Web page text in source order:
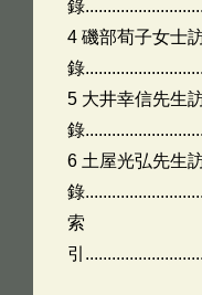
錄
4 磯部荀子女士
錄
5 大井幸信先生
錄
6 土屋光弘先生
錄
索
引